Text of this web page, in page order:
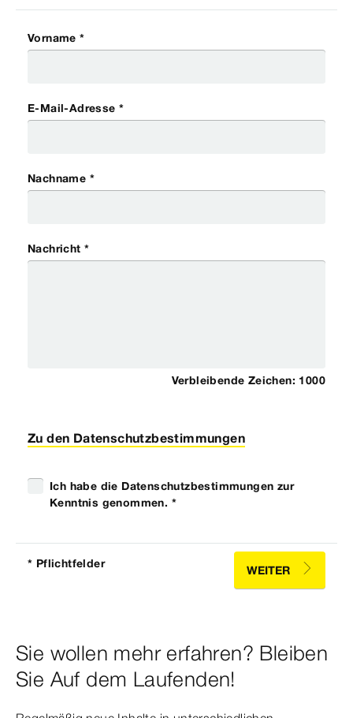
Vorname *
E-Mail-Adresse *
Nachname *
Nachricht *
Verbleibende Zeichen: 1000
Zu den Datenschutzbestimmungen
Ich habe die Datenschutzbestimmungen zur
Kenntnis genommen. *
* Pflichtfelder
WEITER
Sie wollen mehr erfahren? Bleiben
Sie Auf dem Laufenden!